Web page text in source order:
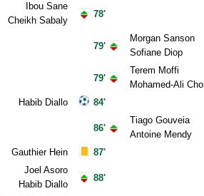
Ibou Sane
Cheikh Sabaly
Habib Diallo
Gauthier Hein
Joel Asoro
Habib Diallo
78'
79'
79'
84'
86'
87'
88'
Morgan Sanson
Sofiane Diop
Terem Moffi
Mohamed-Ali Cho
Tiago Gouveia
Antoine Mendy